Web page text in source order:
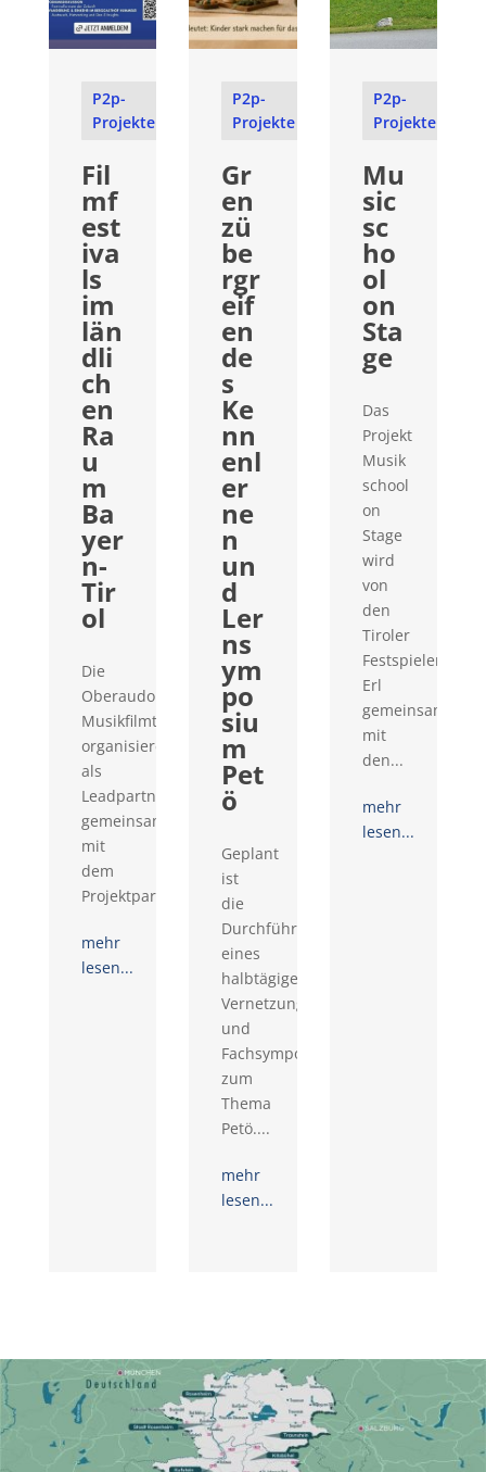
P2p-
Projekte
Fil
mf
est
iva
ls
im
län
dli
ch
en
Ra
u
m
Ba
yer
n-
Tir
ol
Die
Oberaudorfer
Musikfilmtage
organisieren
als
Leadpartner
gemeinsam
mit
dem
Projektpartner...
mehr
lesen...
P2p-
Projekte
Gr
en
zü
be
rgr
eif
en
de
s
Ke
nn
enl
er
ne
n
un
d
Ler
ns
ym
po
siu
m
Pet
ö
Geplant
ist
die
Durchführung
eines
halbtägigen
Vernetzungs-
und
Fachsymposiums
zum
Thema
Petö....
mehr
lesen...
P2p-
Projekte
Mu
sic
sc
ho
ol
on
Sta
ge
Das
Projekt
Musik
school
on
Stage
wird
von
den
Tiroler
Festspielen
Erl
gemeinsam
mit
den...
mehr
lesen...